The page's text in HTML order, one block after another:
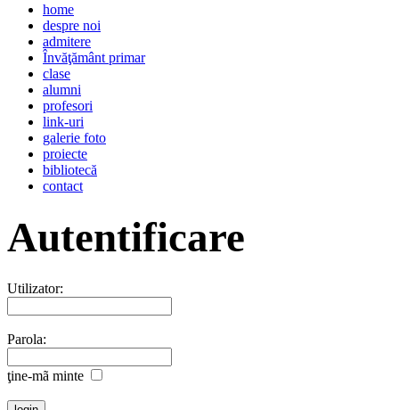
home
despre noi
admitere
Învăţământ primar
clase
alumni
profesori
link-uri
galerie foto
proiecte
bibliotecă
contact
Autentificare
Utilizator:
Parola:
ţine-mã minte